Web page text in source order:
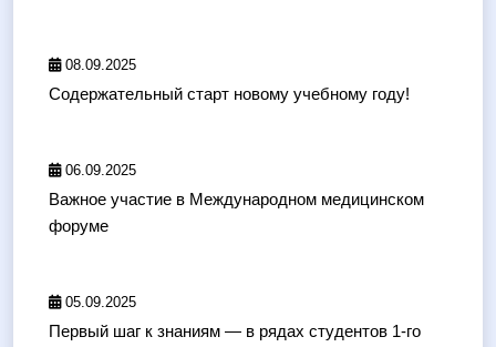
08.09.2025
Содержательный старт новому учебному году!
06.09.2025
Важное участие в Международном медицинском
форуме
05.09.2025
Первый шаг к знаниям — в рядах студентов 1-го